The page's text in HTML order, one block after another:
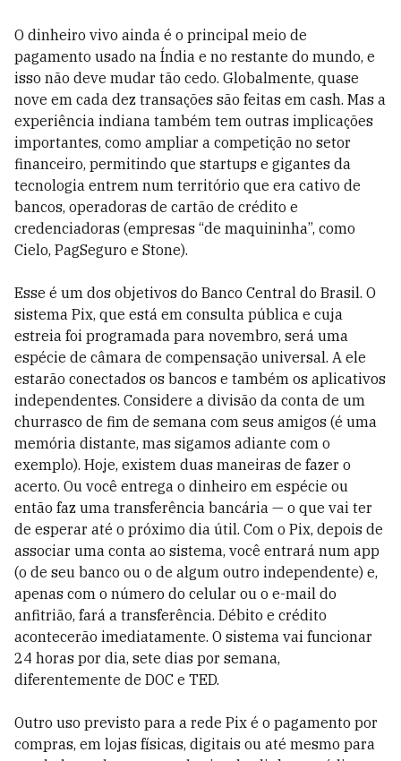
O dinheiro vivo ainda é o principal meio de
pagamento usado na Índia e no restante do mundo, e
isso não deve mudar tão cedo. Globalmente, quase
nove em cada dez transações são feitas em cash. Mas a
experiência indiana também tem outras implicações
importantes, como ampliar a competição no setor
financeiro, permitindo que startups e gigantes da
tecnologia entrem num território que era cativo de
bancos, operadoras de cartão de crédito e
credenciadoras (empresas “de maquininha”, como
Cielo, PagSeguro e Stone).
Esse é um dos objetivos do Banco Central do Brasil. O
sistema Pix, que está em consulta pública e cuja
estreia foi programada para novembro, será uma
espécie de câmara de compensação universal. A ele
estarão conectados os bancos e também os aplicativos
independentes. Considere a divisão da conta de um
churrasco de fim de semana com seus amigos (é uma
memória distante, mas sigamos adiante com o
exemplo). Hoje, existem duas maneiras de fazer o
acerto. Ou você entrega o dinheiro em espécie ou
então faz uma transferência bancária — o que vai ter
de esperar até o próximo dia útil. Com o Pix, depois de
associar uma conta ao sistema, você entrará num app
(o de seu banco ou o de algum outro independente) e,
apenas com o número do celular ou o e-mail do
anfitrião, fará a transferência. Débito e crédito
acontecerão imediatamente. O sistema vai funcionar
24 horas por dia, sete dias por semana,
diferentemente de DOC e TED.
Outro uso previsto para a rede Pix é o pagamento por
compras, em lojas físicas, digitais ou até mesmo para